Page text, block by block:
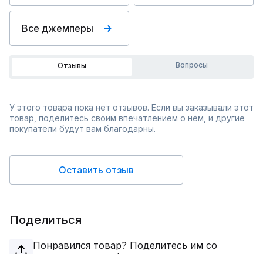
Все джемперы
Отзывы Вопросы
У этого товара пока нет отзывов. Если вы заказывали этот
товар, поделитесь своим впечатлением о нём, и другие
покупатели будут вам благодарны.
Оставить отзыв
Поделиться
Понравился товар? Поделитесь им со